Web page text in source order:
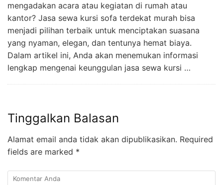
mengadakan acara atau kegiatan di rumah atau
kantor? Jasa sewa kursi sofa terdekat murah bisa
menjadi pilihan terbaik untuk menciptakan suasana
yang nyaman, elegan, dan tentunya hemat biaya.
Dalam artikel ini, Anda akan menemukan informasi
lengkap mengenai keunggulan jasa sewa kursi …
Tinggalkan Balasan
Alamat email anda tidak akan dipublikasikan. Required
fields are marked *